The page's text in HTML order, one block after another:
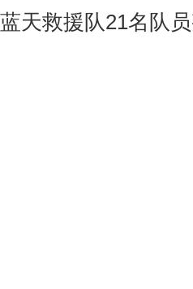
蓝天救援队21名队